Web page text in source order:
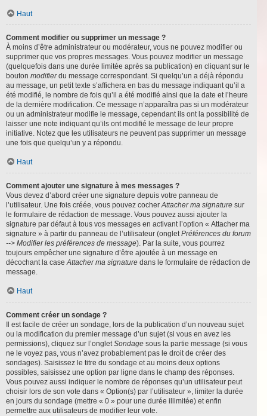
Haut
Comment modifier ou supprimer un message ?
À moins d’être administrateur ou modérateur, vous ne pouvez modifier ou
supprimer que vos propres messages. Vous pouvez modifier un message
(quelquefois dans une durée limitée après sa publication) en cliquant sur le
bouton modifierdu message correspondant. Si quelqu’un a déjà répondu
au message, un petit texte s’affichera en bas du message indiquant qu’il a
été modifié, le nombre de fois qu’il a été modifié ainsi que la date et l’heure
de la dernière modification. Ce message n’apparaîtra pas si un modérateur
ou un administrateur modifie le message, cependant ils ont la possibilité de
laisser une note indiquant qu’ils ont modifié le message de leur propre
initiative. Notez que les utilisateurs ne peuvent pas supprimer un message
une fois que quelqu’un y a répondu.
Haut
Comment ajouter une signature à mes messages ?
Vous devez d’abord créer une signature depuis votre panneau de
l’utilisateur. Une fois créée, vous pouvez cocherAttacher ma signature sur
le formulaire de rédaction de message. Vous pouvez aussi ajouter la
signature par défaut à tous vos messages en activant l’option « Attacher ma
signature » à partir du panneau de l’utilisateur (ongletPréférences du forum
--> Modifier les préférences de message). Par la suite, vous pourrez
toujours empêcher une signature d’être ajoutée à un message en
décochant la caseAttacher ma signature dans le formulaire de rédaction de
message.
Haut
Comment créer un sondage ?
Il est facile de créer un sondage, lors de la publication d’un nouveau sujet
ou la modification du premier message d’un sujet (si vous en avez les
permissions), cliquez sur l’ongletSondage sous la partie message (si vous
ne le voyez pas, vous n’avez probablement pas le droit de créer des
sondages). Saisissez le titre du sondage et au moins deux options
possibles, saisissez une option par ligne dans le champ des réponses.
Vous pouvez aussi indiquer le nombre de réponses qu’un utilisateur peut
choisir lors de son vote dans « Option(s) par l’utilisateur », limiter la durée
en jours du sondage (mettre « 0 » pour une durée illimitée) et enfin
permettre aux utilisateurs de modifier leur vote.